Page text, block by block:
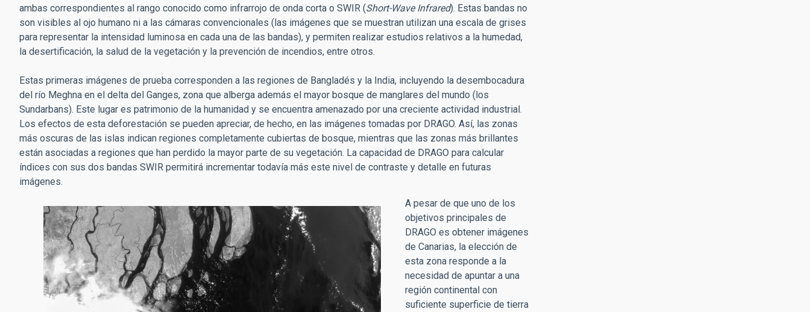
ambas correspondientes al rango conocido como infrarrojo de onda corta o SWIR (Short-Wave Infrared). Estas bandas no
son visibles al ojo humano ni a las cámaras convencionales (las imágenes que se muestran utilizan una escala de grises
para representar la intensidad luminosa en cada una de las bandas), y permiten realizar estudios relativos a la humedad,
la desertificación, la salud de la vegetación y la prevención de incendios, entre otros.
Estas primeras imágenes de prueba corresponden a las regiones de Bangladés y la India, incluyendo la desembocadura
del río Meghna en el delta del Ganges, zona que alberga además el mayor bosque de manglares del mundo (los
Sundarbans). Este lugar es patrimonio de la humanidad y se encuentra amenazado por una creciente actividad industrial.
Los efectos de esta deforestación se pueden apreciar, de hecho, en las imágenes tomadas por DRAGO. Así, las zonas
más oscuras de las islas indican regiones completamente cubiertas de bosque, mientras que las zonas más brillantes
están asociadas a regiones que han perdido la mayor parte de su vegetación. La capacidad de DRAGO para calcular
índices con sus dos bandas SWIR permitirá incrementar todavía más este nivel de contraste y detalle en futuras
imágenes.
A pesar de que uno de los
objetivos principales de
DRAGO es obtener imágenes
de Canarias, la elección de
esta zona responde a la
necesidad de apuntar a una
región continental con
suficiente superficie de tierra